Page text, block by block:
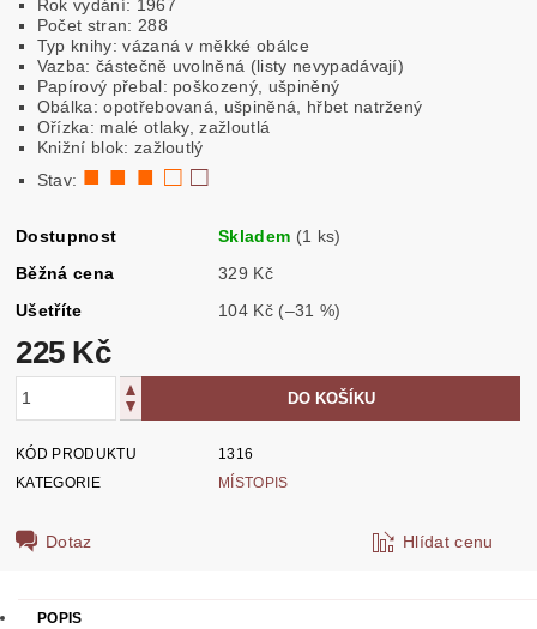
Rok vydání: 1967
Počet stran: 288
Typ knihy: vázaná v měkké obálce
Vazba: částečně uvolněná (listy nevypadávají)
Papírový přebal: poškozený, ušpiněný
Obálka: opotřebovaná, ušpiněná, hřbet natržený
Ořízka: malé otlaky, zažloutlá
Knižní blok: zažloutlý
Stav: ■ ■ ■ □ □
Dostupnost Skladem (1 ks)
Běžná cena
329 Kč
Ušetříte
104 Kč (–31 %)
225 Kč
KÓD PRODUKTU
1316
KATEGORIE
MÍSTOPIS
Dotaz Hlídat cenu
POPIS